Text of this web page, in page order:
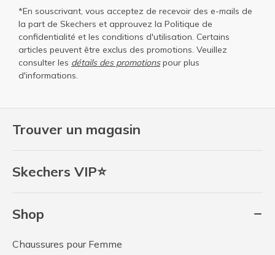
Trouver un magasin
Skechers VIP⭐
Shop
Chaussures pour Femme
*En souscrivant, vous acceptez de recevoir des e-mails de
la part de Skechers et approuvez la Politique de
confidentialité et les conditions d'utilisation. Certains
articles peuvent être exclus des promotions. Veuillez
consulter les détails des promotionspour plus
d'informations.